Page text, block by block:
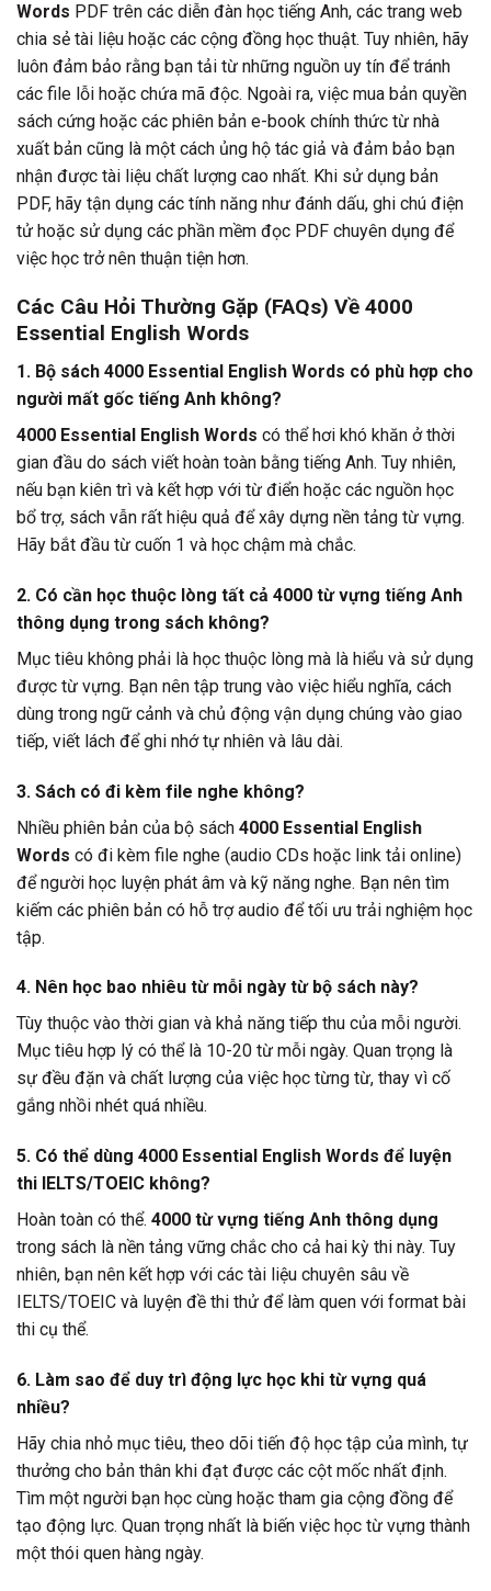
Words PDF trên các diễn đàn học tiếng Anh, các trang web
chia sẻ tài liệu hoặc các cộng đồng học thuật. Tuy nhiên, hãy
luôn đảm bảo rằng bạn tải từ những nguồn uy tín để tránh
các file lỗi hoặc chứa mã độc. Ngoài ra, việc mua bản quyền
sách cứng hoặc các phiên bản e-book chính thức từ nhà
xuất bản cũng là một cách ủng hộ tác giả và đảm bảo bạn
nhận được tài liệu chất lượng cao nhất. Khi sử dụng bản
PDF, hãy tận dụng các tính năng như đánh dấu, ghi chú điện
tử hoặc sử dụng các phần mềm đọc PDF chuyên dụng để
việc học trở nên thuận tiện hơn.
Các Câu Hỏi Thường Gặp (FAQs) Về 4000
Essential English Words
1. Bộ sách 4000 Essential English Words có phù hợp cho
người mất gốc tiếng Anh không?
4000 Essential English Words có thể hơi khó khăn ở thời
gian đầu do sách viết hoàn toàn bằng tiếng Anh. Tuy nhiên,
nếu bạn kiên trì và kết hợp với từ điển hoặc các nguồn học
bổ trợ, sách vẫn rất hiệu quả để xây dựng nền tảng từ vựng.
Hãy bắt đầu từ cuốn 1 và học chậm mà chắc.
2. Có cần học thuộc lòng tất cả 4000 từ vựng tiếng Anh
thông dụng trong sách không?
Mục tiêu không phải là học thuộc lòng mà là hiểu và sử dụng
được từ vựng. Bạn nên tập trung vào việc hiểu nghĩa, cách
dùng trong ngữ cảnh và chủ động vận dụng chúng vào giao
tiếp, viết lách để ghi nhớ tự nhiên và lâu dài.
3. Sách có đi kèm file nghe không?
Nhiều phiên bản của bộ sách 4000 Essential English
Words có đi kèm file nghe (audio CDs hoặc link tải online)
để người học luyện phát âm và kỹ năng nghe. Bạn nên tìm
kiếm các phiên bản có hỗ trợ audio để tối ưu trải nghiệm học
tập.
4. Nên học bao nhiêu từ mỗi ngày từ bộ sách này?
Tùy thuộc vào thời gian và khả năng tiếp thu của mỗi người.
Mục tiêu hợp lý có thể là 10-20 từ mỗi ngày. Quan trọng là
sự đều đặn và chất lượng của việc học từng từ, thay vì cố
gắng nhồi nhét quá nhiều.
5. Có thể dùng 4000 Essential English Words để luyện
thi IELTS/TOEIC không?
Hoàn toàn có thể. 4000 từ vựng tiếng Anh thông dụng
trong sách là nền tảng vững chắc cho cả hai kỳ thi này. Tuy
nhiên, bạn nên kết hợp với các tài liệu chuyên sâu về
IELTS/TOEIC và luyện đề thi thử để làm quen với format bài
thi cụ thể.
6. Làm sao để duy trì động lực học khi từ vựng quá
nhiều?
Hãy chia nhỏ mục tiêu, theo dõi tiến độ học tập của mình, tự
thưởng cho bản thân khi đạt được các cột mốc nhất định.
Tìm một người bạn học cùng hoặc tham gia cộng đồng để
tạo động lực. Quan trọng nhất là biến việc học từ vựng thành
một thói quen hàng ngày.